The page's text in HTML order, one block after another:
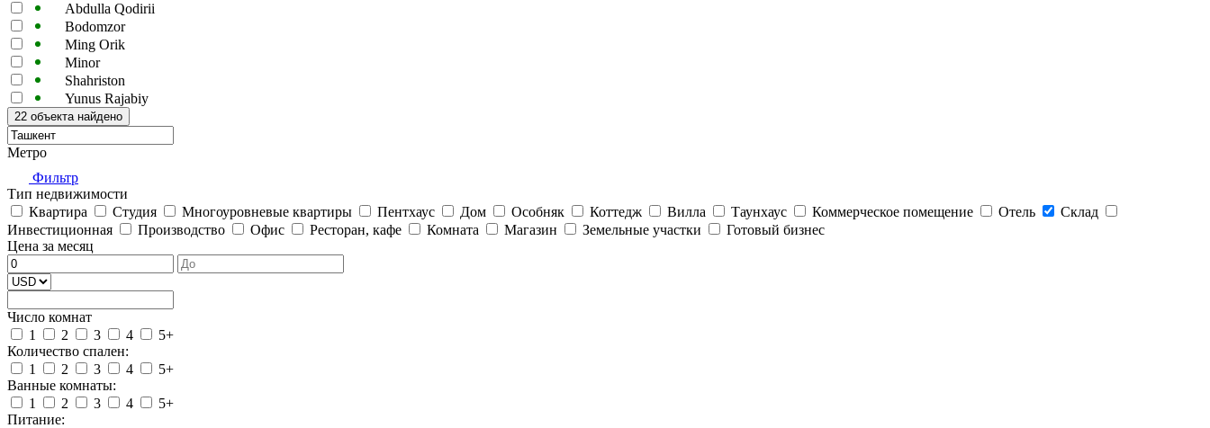
Abdulla Qodirii
Bodomzor
Ming Orik
Minor
Shahriston
Yunus Rajabiy
Метро
Фильтр
Тип недвижимости
Квартира
Студия Многоуровневые квартиры Пентхаус Дом Особняк Коттедж Вилла Таунхаус Коммерческое помещение Отель
Склад
Инвестиционная
Производство Офис Ресторан, кафе Комната Магазин Земельные участки
Готовый бизнес
Цена за месяц
Число комнат
1
2 3 4
5+
Количество спален:
1
2 3 4
5+
Ванные комнаты:
1
2 3 4
5+
Питание: